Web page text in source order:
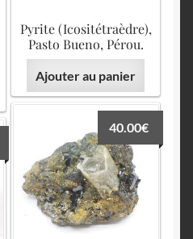
Pyrite (Icositétraèdre),
Pasto Bueno, Pérou.
Ajouter au panier
40.00€